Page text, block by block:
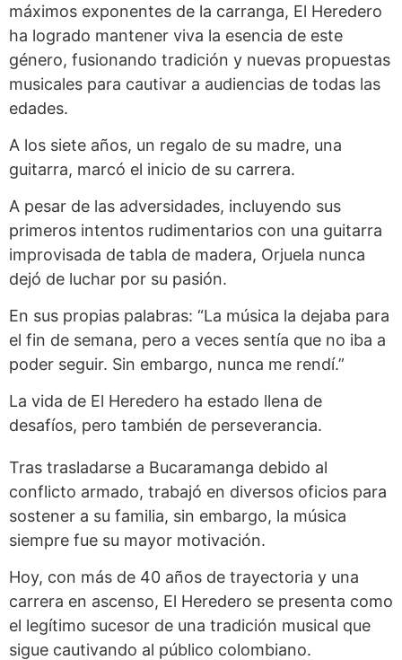
máximos exponentes de la carranga, El Heredero
ha logrado mantener viva la esencia de este
género, fusionando tradición y nuevas propuestas
musicales para cautivar a audiencias de todas las
edades.
A los siete años, un regalo de su madre, una
guitarra, marcó el inicio de su carrera.
A pesar de las adversidades, incluyendo sus
primeros intentos rudimentarios con una guitarra
improvisada de tabla de madera, Orjuela nunca
dejó de luchar por su pasión.
En sus propias palabras: “La música la dejaba para
el fin de semana, pero a veces sentía que no iba a
poder seguir. Sin embargo, nunca me rendí.”
La vida de El Heredero ha estado llena de
desafíos, pero también de perseverancia.
Tras trasladarse a Bucaramanga debido al
conflicto armado, trabajó en diversos oficios para
sostener a su familia, sin embargo, la música
siempre fue su mayor motivación.
Hoy, con más de 40 años de trayectoria y una
carrera en ascenso, El Heredero se presenta como
el legítimo sucesor de una tradición musical que
sigue cautivando al público colombiano.